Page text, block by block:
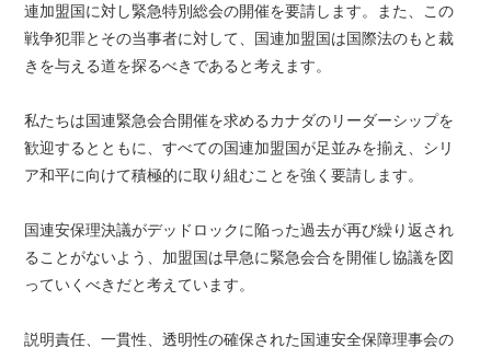
連加盟国に対し緊急特別総会の開催を要請します。また、この
戦争犯罪とその当事者に対して、国連加盟国は国際法のもと裁
きを与える道を探るべきであると考えます。
私たちは国連緊急会合開催を求めるカナダのリーダーシップを
歓迎するとともに、すべての国連加盟国が足並みを揃え、シリ
ア和平に向けて積極的に取り組むことを強く要請します。
国連安保理決議がデッドロックに陥った過去が再び繰り返され
ることがないよう、加盟国は早急に緊急会合を開催し協議を図
っていくべきだと考えています。
説明責任、一貫性、透明性の確保された国連安全保障理事会の